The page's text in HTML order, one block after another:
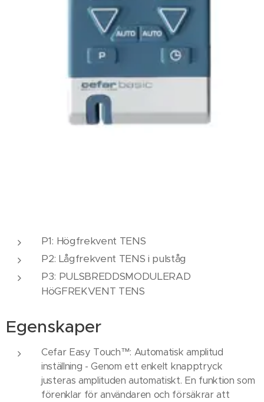
P1: Högfrekvent TENS
P2: Lågfrekvent TENS i pulståg
P3: PULSBREDDSMODULERAD
HöGFREKVENT TENS
Egenskaper
Cefar Easy Touch™: Automatisk amplitud
inställning - Genom ett enkelt knapptryck
justeras amplituden automatiskt. En funktion som
förenklar för användaren och försäkrar att